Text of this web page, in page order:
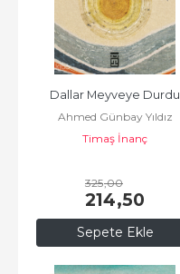
Sepete Ekle
Dallar Meyveye Durdu
Ahmed Günbay Yıldız
Timaş İnanç
325,00
214,50